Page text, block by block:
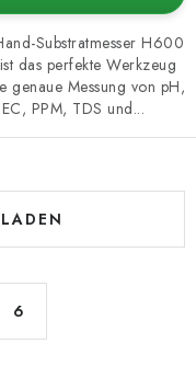
Substratmesser H600
das perfekte Werkzeug
genaue Messung von pH,
EC, PPM, TDS und...
6